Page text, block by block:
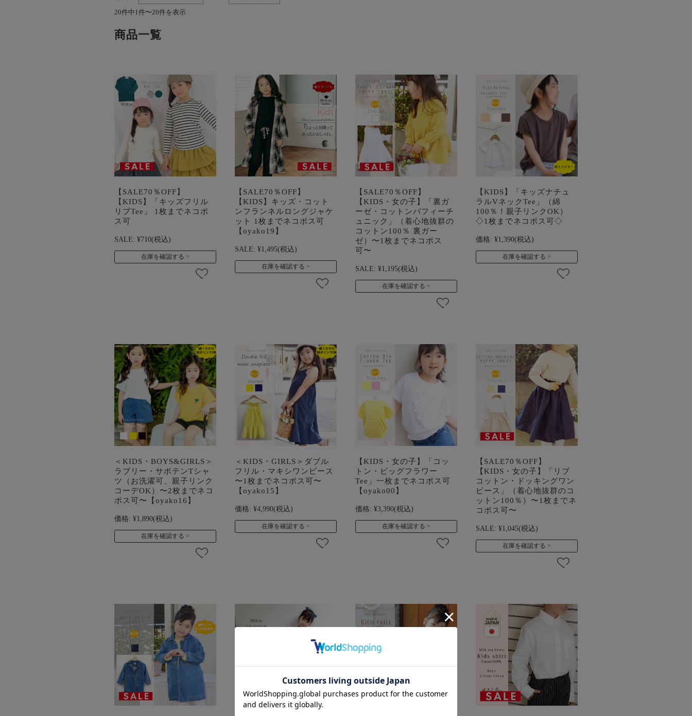
20件中1件〜20件を表示
商品一覧
【SALE70％OFF】
【KIDS】「キッズフリル
リブTee」 1枚までネコポ
ス可
SALE: ¥710(税込)
在庫を確認する
【SALE70％OFF】
【KIDS】キッズ・コット
ンフランネルロングジャケ
ット 1枚までネコポス可
【oyako19】
SALE: ¥1,495(税込)
在庫を確認する
【SALE70％OFF】
【KIDS・女の子】「裏ガ
ーゼ・コットンパフィーチ
ュニック」（着心地抜群の
コットン100％ 裏ガー
ゼ）〜1枚までネコポス
可〜
SALE: ¥1,195(税込)
在庫を確認する
【KIDS】「キッズナチュ
ラルVネックTee」（綿
100％！親子リンクOK）
◇1枚までネコポス可◇
価格: ¥1,390(税込)
在庫を確認する
＜KIDS・BOYS&GIRLS＞
ラブリー・サボテンTシャ
ツ（お洗濯可、親子リンク
コーデOK）〜2枚までネコ
ポス可〜【oyako16】
価格: ¥1,890(税込)
在庫を確認する
＜KIDS・GIRLS＞ダブル
フリル・マキシワンピース
〜1枚までネコポス可〜
【oyako15】
価格: ¥4,990(税込)
在庫を確認する
【KIDS・女の子】「コッ
トン・ビッグフラワー
Tee」一枚までネコポス可
【oyako00】
価格: ¥3,390(税込)
在庫を確認する
【SALE70％OFF】
【KIDS・女の子】「リブ
コットン・ドッキングワン
ピース」（着心地抜群のコ
ットン100％）〜1枚までネ
コポス可〜
SALE: ¥1,045(税込)
在庫を確認する